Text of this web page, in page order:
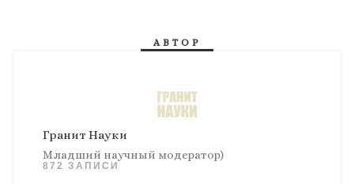
АВТОР
Гранит Науки
Младший научный модератор)
872 ЗАПИСИ